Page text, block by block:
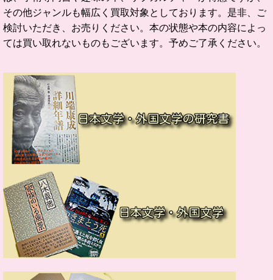
その他ジャンルも幅広く買取対象としております。是非、ご
検討いただき、お売りください。本の状態や本の内容によっ
ては買い取れないものもございます。予めご了承ください。